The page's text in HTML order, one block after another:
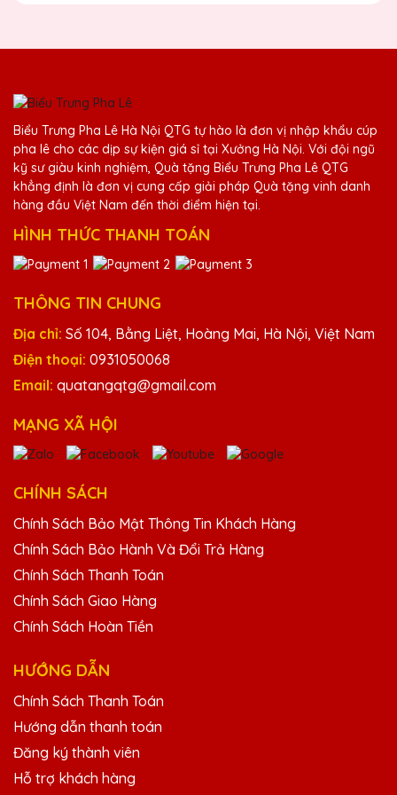
25/11/2025
Kỷ niệm chương pha lê từ Quà Tặng Pha Lê
QTG luôn làm tôi hài lòng. Sản phẩm chất
lượng cao và dịch vụ chuyên nghiệp.
Dương Văn Quang
25/11/2025
Kỷ niệm chương pha lê từ Quà Tặng Pha Lê
lượng cao và dịch vụ chuyên nghiệp.
Đỗ Thị Hạnh
25/11/2025
Sản phẩm của Quà Tặng Pha Lê QTG
thần lớn cho người nhận.
Vũ Văn Đoàn
25/11/2025
Kỷ niệm chương pha lê từ Quà Tặng Pha Lê
QTG luôn làm tôi hài lòng. Sản phẩm chất
Dương Văn Tài
25/11/2025
Pha Lê QTG rất tinh tế và độc đáo. Rất hài
Biểu Trưng Pha Lê Hà Nội QTG tự hào là đơn vị nhập khẩu cúp
pha lê cho các dịp sự kiện giá sỉ tại Xưởng Hà Nội. Với đội ngũ
kỹ sư giàu kinh nghiệm, Quà tặng Biểu Trưng Pha Lê QTG
khẳng định là đơn vị cung cấp giải pháp Quà tặng vinh danh
hàng đầu Việt Nam đến thời điểm hiện tại.
HÌNH THỨC THANH TOÁN
THÔNG TIN CHUNG
Địa chỉ: Số 104, Bằng Liệt, Hoàng Mai, Hà Nội, Việt Nam
Điện thoại: 0931050068
Email: quatangqtg@gmail.com
MẠNG XÃ HỘI
CHÍNH SÁCH
Chính Sách Bảo Mật Thông Tin Khách Hàng
Chính Sách Bảo Hành Và Đổi Trả Hàng
Chính Sách Thanh Toán
Chính Sách Giao Hàng
Chính Sách Hoàn Tiền
HƯỚNG DẪN
Chính Sách Thanh Toán
Hướng dẫn thanh toán
Đăng ký thành viên
Hỗ trợ khách hàng